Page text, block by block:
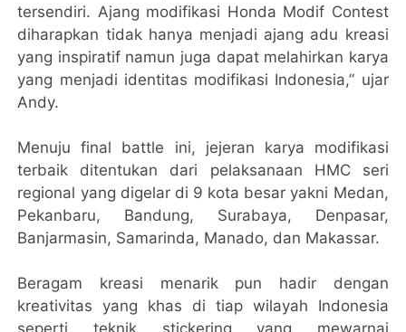
tersendiri. Ajang modifikasi Honda Modif Contest
diharapkan tidak hanya menjadi ajang adu kreasi
yang inspiratif namun juga dapat melahirkan karya
yang menjadi identitas modifikasi Indonesia,” ujar
Andy.
Menuju final battle ini, jejeran karya modifikasi
terbaik ditentukan dari pelaksanaan HMC seri
regional yang digelar di 9 kota besar yakni Medan,
Pekanbaru, Bandung, Surabaya, Denpasar,
Banjarmasin, Samarinda, Manado, dan Makassar.
Beragam kreasi menarik pun hadir dengan
kreativitas yang khas di tiap wilayah Indonesia